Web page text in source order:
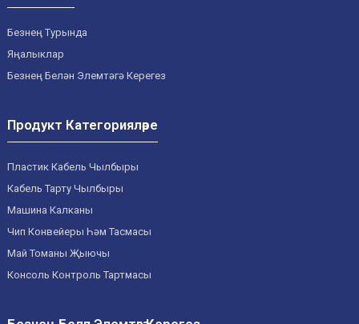
Безнең Турында
Яңалыклар
Безнең Белән Элемтәгә Керегез
Продукт Категорияләре
Пластик Кабель Чылбыры
Кабель Тарту Чылбыры
Машина Калканы
Чип Конвейеры Һәм Тасмасы
Май Томаны Җыючы
Консоль Контроль Тартмасы